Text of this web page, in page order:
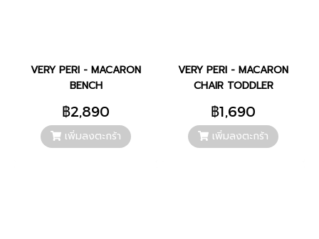
VERY PERI - MACARON
BENCH
฿2,890
เพิ่มลงตะกร้า
VERY PERI - MACARON
CHAIR TODDLER
฿1,690
เพิ่มลงตะกร้า